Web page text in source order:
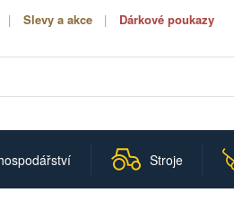
Slevy a akce Dárkové poukazy
Stroje